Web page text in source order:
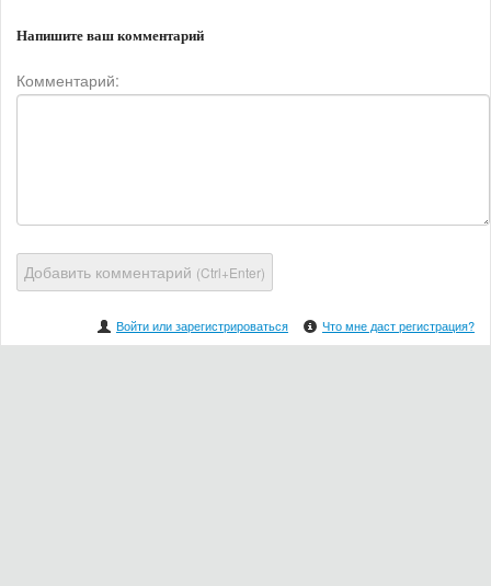
Напишите ваш комментарий
Комментарий:
Добавить комментарий (Ctrl+Enter)
Войти или зарегистрироваться Что мне даст регистрация?